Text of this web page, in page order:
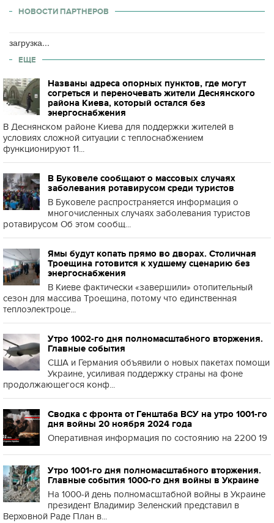
НОВОСТИ ПАРТНЕРОВ
загрузка...
ЕЩЕ
Названы адреса опорных пунктов, где могут
согреться и переночевать жители Деснянского
района Киева, который остался без
энергоснабжения
В Деснянском районе Киева для поддержки жителей в
условиях сложной ситуации с теплоснабжением
функционируют 11...
В Буковеле сообщают о массовых случаях
заболевания ротавирусом среди туристов
В Буковеле распространяется информация о
многочисленных случаях заболевания туристов
ротавирусом Об этом сообщ...
Ямы будут копать прямо во дворах. Столичная
Троещина готовится к худшему сценарию без
энергоснабжения
В Киеве фактически «завершили» отопительный
сезон для массива Троещина, потому что единственная
теплоэлектроце...
Утро 1002-го дня полномасштабного вторжения.
Главные события
США и Германия объявили о новых пакетах помощи
Украине, усиливая поддержку страны на фоне
продолжающегося конф...
Сводка с фронта от Генштаба ВСУ на утро 1001-го
дня войны 20 ноября 2024 года
Оперативная информация по состоянию на 2200 19
Утро 1001-го дня полномасштабного вторжения.
Главные события 1000-го дня войны в Украине
На 1000-й день полномасштабной войны в Украине
президент Владимир Зеленский представил в
Верховной Раде План в...